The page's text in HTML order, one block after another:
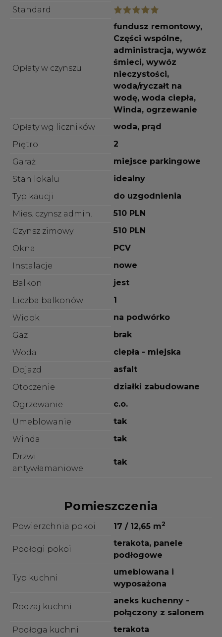
Standard
Opłaty w czynszu
fundusz remontowy,
Części wspólne,
administracja, wywóz
śmieci, wywóz
nieczystości,
woda/ryczałt na
wodę, woda ciepła,
Winda, ogrzewanie
Opłaty wg liczników
woda, prąd
Piętro
2
Garaż
miejsce parkingowe
Stan lokalu
idealny
Typ kaucji
do uzgodnienia
Mies. czynsz admin.
510 PLN
Czynsz zimowy
510 PLN
Okna
PCV
Instalacje
nowe
Balkon
jest
Liczba balkonów
1
Widok
na podwórko
Gaz
brak
Woda
ciepła - miejska
Dojazd
asfalt
Otoczenie
działki zabudowane
Ogrzewanie
c.o.
Umeblowanie
tak
Winda
tak
Drzwi
antywłamaniowe
tak
Pomieszczenia
Powierzchnia pokoi 17 / 12,65 m2
Podłogi pokoi
terakota, panele
podłogowe
Typ kuchni
umeblowana i
wyposażona
Rodzaj kuchni
aneks kuchenny -
połączony z salonem
Podłoga kuchni
terakota